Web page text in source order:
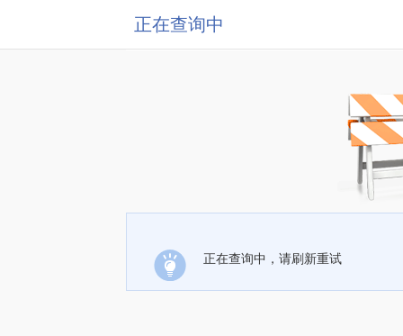
正在查询中
正在查询中，请刷新重试